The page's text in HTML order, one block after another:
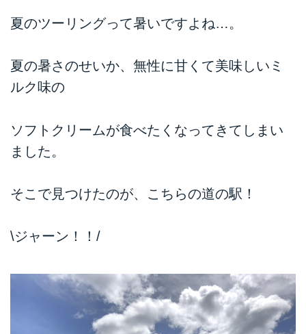
夏のツーリングって暑いですよね…。
夏の暑さのせいか、無性に甘くて美味しいミ
ルク味の
ソフトクリームが食べたくなってきてしまい
ました。
そこで見つけたのが、こちらの道の駅！
\ジャーン！！/